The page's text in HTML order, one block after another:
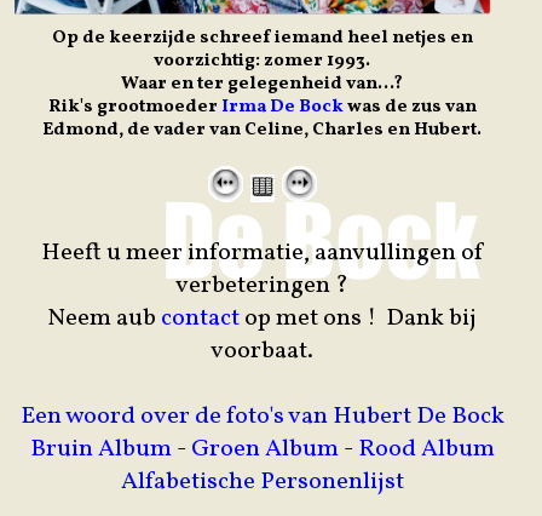
Op de keerzijde schreef iemand heel netjes en
voorzichtig: zomer 1993.
Waar en ter gelegenheid van...?
Rik's grootmoeder Irma De Bockwas de zus van
Edmond, de vader van Celine, Charles en Hubert.
Heeft u meer informatie, aanvullingen of
verbeteringen ?
Neem aub contactop met ons ! Dank bij
voorbaat.
Een woord over de foto's van Hubert De Bock
Bruin Album- Groen Album- Rood Album
Alfabetische Personenlijst